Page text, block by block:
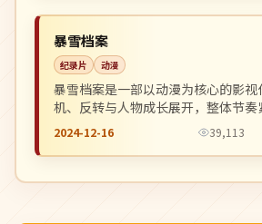
韩国
暴雪档案
纪录片 动漫
暴雪档案是一部以动漫为核心的影视
机、反转与人物成长展开，整体节奏
观看。
2024-12-16 39,113